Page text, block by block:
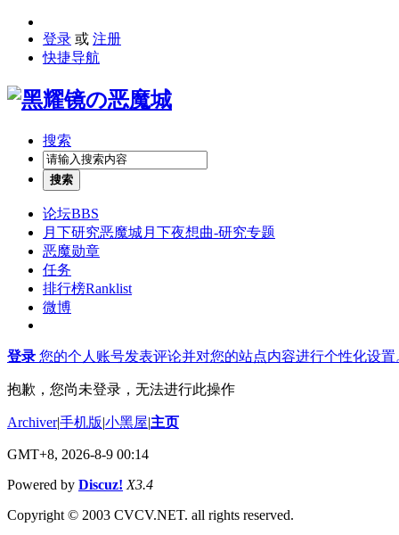
登录 或 注册
快捷导航
搜索
搜索
论坛BBS
月下研究恶魔城月下夜想曲-研究专题
恶魔勋章
任务
排行榜Ranklist
微博
登录 您的个人账号发表评论并对您的站点内容进行个性化设置
抱歉，您尚未登录，无法进行此操作
Archiver|手机版|小黑屋|主页
GMT+8, 2026-8-9 00:14
Powered by Discuz! X3.4
Copyright © 2003 CVCV.NET. all rights reserved.